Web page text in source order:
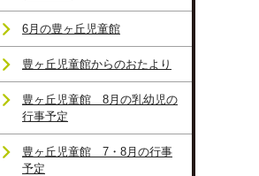
6月の豊ヶ丘児童館
豊ヶ丘児童館からのおたより
豊ヶ丘児童館 8月の乳幼児の
行事予定
豊ヶ丘児童館 7・8月の行事
予定